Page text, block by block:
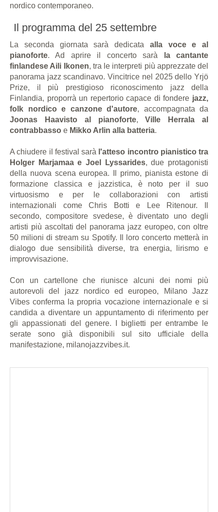
nordico contemporaneo.
Il programma del 25 settembre
La seconda giornata sarà dedicata alla voce e al
pianoforte. Ad aprire il concerto sarà
la cantante
finlandese Aili Ikonen, tra le interpreti più apprezzate del
panorama jazz scandinavo. Vincitrice nel 2025 dello Yrjö
Prize, il più prestigioso riconoscimento jazz della
Finlandia, proporrà un repertorio capace di fondere jazz,
folk nordico e canzone d'autore, accompagnata da
Joonas Haavisto al pianoforte,Ville Herrala al
contrabbasso e Mikko Arlin alla batteria.
A chiudere il festival sarà l'atteso incontro pianistico tra
Holger Marjamaa e Joel Lyssarides, due protagonisti
della nuova scena europea. Il primo, pianista estone di
formazione classica e jazzistica, è noto per il suo
virtuosismo e per le collaborazioni con artisti
internazionali come Chris Botti e Lee Ritenour. Il
secondo, compositore svedese, è diventato uno degli
artisti più ascoltati del panorama jazz europeo, con oltre
50 milioni di stream su Spotify. Il loro concerto metterà in
dialogo due sensibilità diverse, tra energia, lirismo e
improvvisazione.
Con un cartellone che riunisce alcuni dei nomi più
autorevoli del jazz nordico ed europeo, Milano Jazz
Vibes conferma la propria vocazione internazionale e si
candida a diventare un appuntamento di riferimento per
gli appassionati del genere. I biglietti per entrambe le
serate sono già disponibili sul sito ufficiale della
manifestazione, milanojazzvibes.it.